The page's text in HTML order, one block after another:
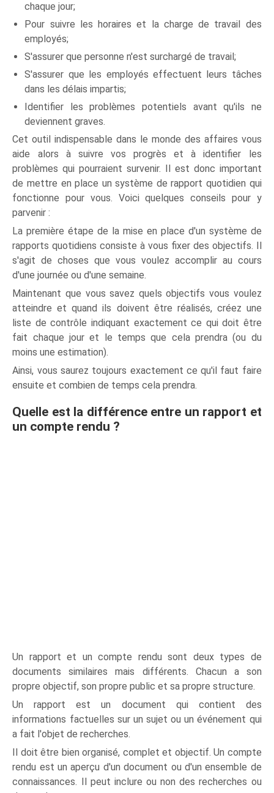
chaque jour;
Pour suivre les horaires et la charge de travail des
employés;
S'assurer que personne n'est surchargé de travail;
S'assurer que les employés effectuent leurs tâches
dans les délais impartis;
Identifier les problèmes potentiels avant qu'ils ne
deviennent graves.
Cet outil indispensable dans le monde des affaires vous
aide alors à suivre vos progrès et à identifier les
problèmes qui pourraient survenir. Il est donc important
de mettre en place un système de rapport quotidien qui
fonctionne pour vous. Voici quelques conseils pour y
parvenir :
La première étape de la mise en place d'un système de
rapports quotidiens consiste à vous fixer des objectifs. Il
s'agit de choses que vous voulez accomplir au cours
d'une journée ou d'une semaine.
Maintenant que vous savez quels objectifs vous voulez
atteindre et quand ils doivent être réalisés, créez une
liste de contrôle indiquant exactement ce qui doit être
fait chaque jour et le temps que cela prendra (ou du
moins une estimation).
Ainsi, vous saurez toujours exactement ce qu'il faut faire
ensuite et combien de temps cela prendra.
Quelle est la différence entre un rapport et
un compte rendu ?
Un rapport et un compte rendu sont deux types de
documents similaires mais différents. Chacun a son
propre objectif, son propre public et sa propre structure.
Un rapport est un document qui contient des
informations factuelles sur un sujet ou un événement qui
a fait l'objet de recherches.
Il doit être bien organisé, complet et objectif. Un compte
rendu est un aperçu d'un document ou d'un ensemble de
connaissances. Il peut inclure ou non des recherches ou